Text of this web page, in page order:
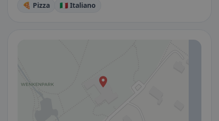
🍕 Pizza 🇮🇹 Italiano